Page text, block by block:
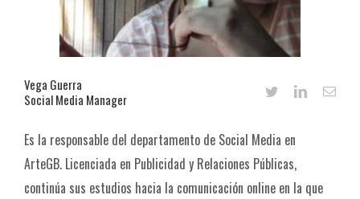
Vega Guerra
Social Media Manager
Es la responsable del departamento de Social Media en
ArteGB. Licenciada en Publicidad y Relaciones Públicas,
continúa sus estudios hacia la comunicación online en la que